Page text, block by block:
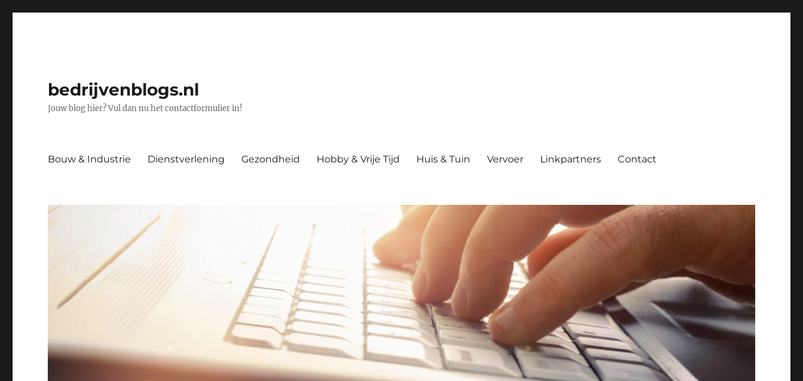
bedrijvenblogs.nl
Jouw blog hier? Vul dan nu het contactformulier in!
Bouw & Industrie Dienstverlening Gezondheid Hobby & Vrije Tijd Huis & Tuin Vervoer Linkpartners Contact